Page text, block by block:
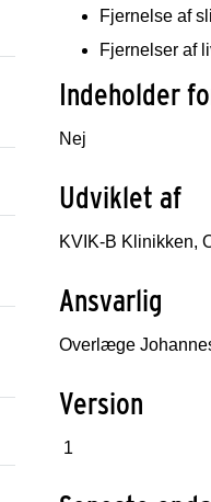
Fjernelse af
Fjernelser af
Indeholder
Nej
Udviklet af
KVIK-B Klinikken,
Ansvarlig
Overlæge
Version
1